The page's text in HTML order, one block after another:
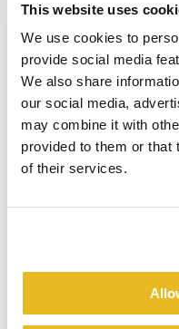
This website uses
We use cookies to
provide social media
We also share
our social media,
may combine it with
provided to them or that
of their services.
au travail et la
sa vaste palette de
classiques et
véritable source
les architectes et
et un outil précieux
les plus diverses.